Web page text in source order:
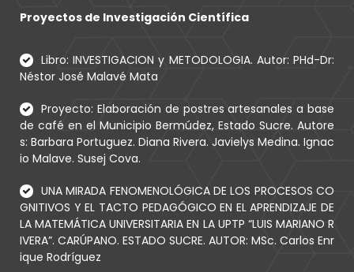
Proyectos de Investigación Científica
Libro: INVESTIGACION y METODOLOGIA. Autor: PHd-Dr:
Néstor José Malavé Mata
Proyecto: Elaboración de postres artesanales a base
de café en el Municipio Bermúdez, Estado Sucre. Autore
s: Barbara Portuguez. Diana Rivera. Javielys Medina. Ignac
io Malave. Susej Cova.
UNA MIRADA FENOMENOLÓGICA DE LOS PROCESOS CO
GNITIVOS Y EL TACTO PEDAGÓGICO EN EL APRENDIZAJE DE
LA MATEMÁTICA UNIVERSITARIA EN LA UPTP “LUIS MARIANO R
IVERA”. CARÚPANO. ESTADO SUCRE. AUTOR: MSc. Carlos Enr
ique Rodríguez